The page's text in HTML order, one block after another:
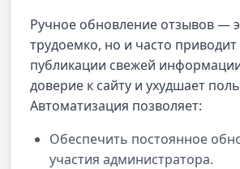
Ручное обновление отзывов —
трудоемко, но и часто
публикации свежей
доверие к сайту и ухудшает
Автоматизация позволяет:
Обеспечить постоянное
участия администратора.